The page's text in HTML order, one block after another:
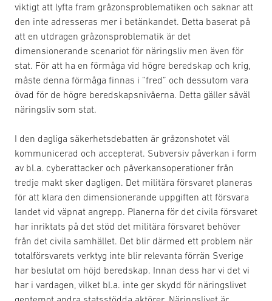
viktigt att lyfta fram gråzonsproblematiken och saknar att
den inte adresseras mer i betänkandet. Detta baserat på
att en utdragen gråzonsproblematik är det
dimensionerande scenariot för näringsliv men även för
stat. För att ha en förmåga vid högre beredskap och krig,
måste denna förmåga finnas i ”fred” och dessutom vara
övad för de högre beredskapsnivåerna. Detta gäller såväl
näringsliv som stat.
I den dagliga säkerhetsdebatten är gråzonshotet väl
kommunicerad och accepterat. Subversiv påverkan i form
av bl.a. cyberattacker och påverkansoperationer från
tredje makt sker dagligen. Det militära försvaret planeras
för att klara den dimensionerande uppgiften att försvara
landet vid väpnat angrepp. Planerna för det civila försvaret
har inriktats på det stöd det militära försvaret behöver
från det civila samhället. Det blir därmed ett problem när
totalförsvarets verktyg inte blir relevanta förrän Sverige
har beslutat om höjd beredskap. Innan dess har vi det vi
har i vardagen, vilket bl.a. inte ger skydd för näringslivet